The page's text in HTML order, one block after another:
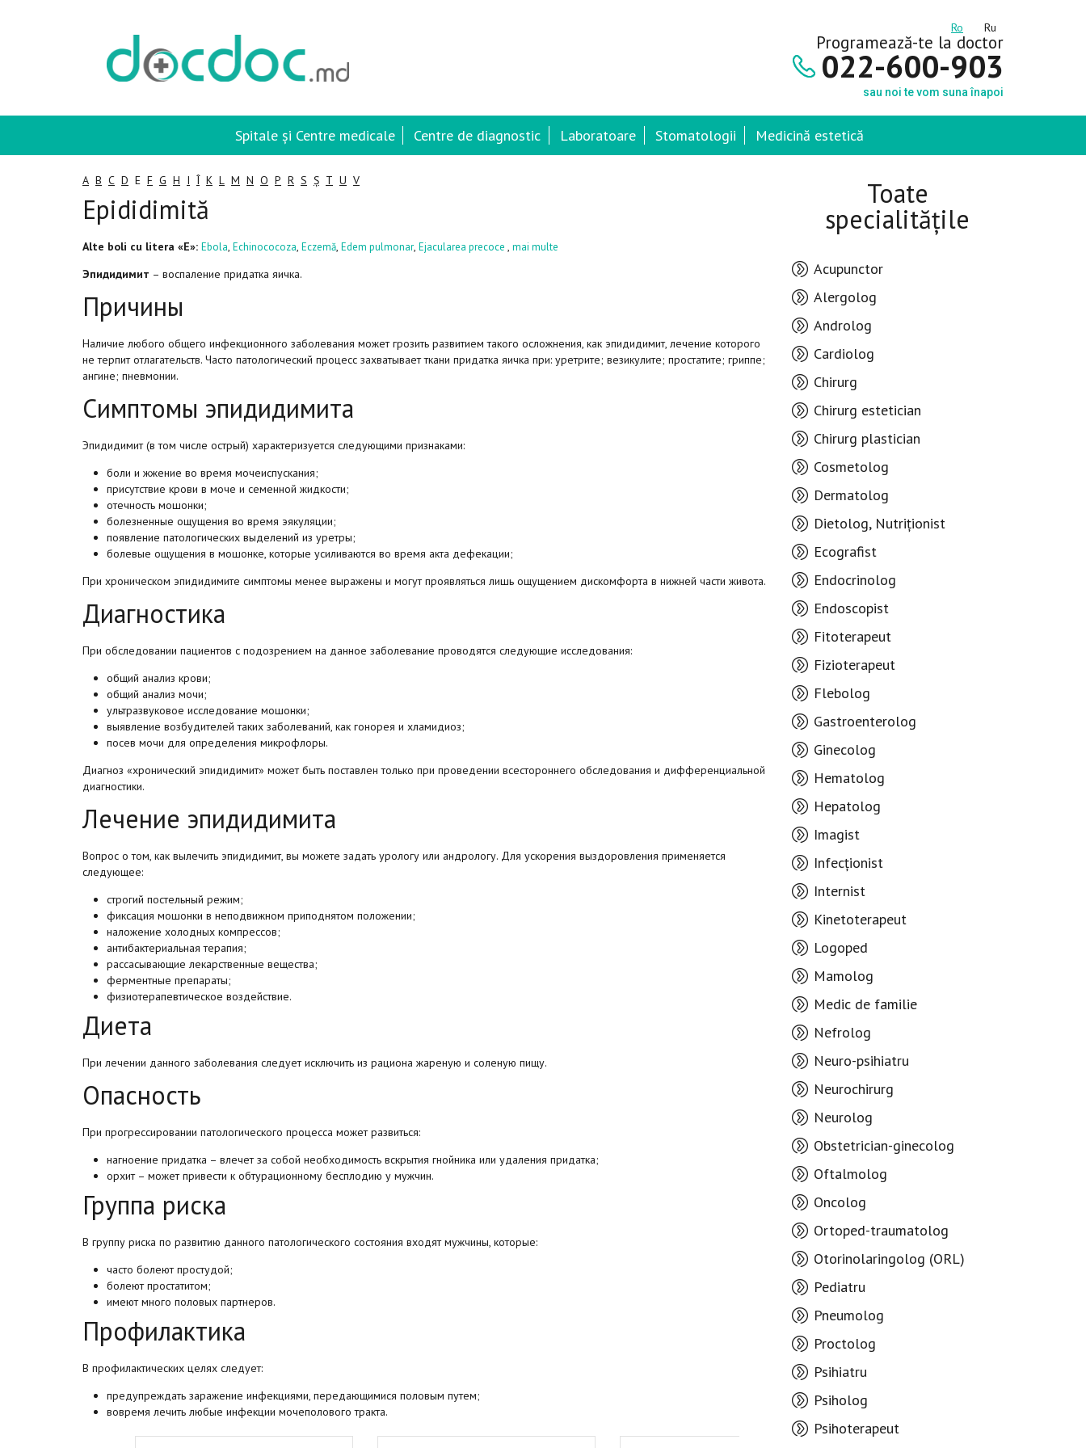
Ro Ru
Programează-te la doctor
022-600-903
sau noi te vom suna înapoi
Spitale și Centre medicale Centre de diagnostic Laboratoare Stomatologii Medicină estetică
A B C D E F G H I Î K L M N O P R S Ș T U V
Epididimită
Alte boli cu litera «E»: Ebola, Echinococoza, Eczemă, Edem pulmonar, Ejacularea precoce , mai multe
Эпидидимит – воспаление придатка яичка.
Причины
Наличие любого общего инфекционного заболевания может грозить развитием такого осложнения, как эпидидимит, лечение которого
не терпит отлагательств. Часто патологический процесс захватывает ткани придатка яичка при: уретрите; везикулите; простатите; гриппе;
ангине; пневмонии.
Симптомы эпидидимита
Эпидидимит (в том числе острый) характеризуется следующими признаками:
боли и жжение во время мочеиспускания;
присутствие крови в моче и семенной жидкости;
отечность мошонки;
болезненные ощущения во время эякуляции;
появление патологических выделений из уретры;
болевые ощущения в мошонке, которые усиливаются во время акта дефекации;
При хроническом эпидидимите симптомы менее выражены и могут проявляться лишь ощущением дискомфорта в нижней части живота.
Диагностика
При обследовании пациентов с подозрением на данное заболевание проводятся следующие исследования:
общий анализ крови;
общий анализ мочи;
ультразвуковое исследование мошонки;
выявление возбудителей таких заболеваний, как гонорея и хламидиоз;
посев мочи для определения микрофлоры.
Диагноз «хронический эпидидимит» может быть поставлен только при проведении всестороннего обследования и дифференциальной
диагностики.
Лечение эпидидимита
Вопрос о том, как вылечить эпидидимит, вы можете задать урологу или андрологу. Для ускорения выздоровления применяется
следующее:
строгий постельный режим;
фиксация мошонки в неподвижном приподнятом положении;
наложение холодных компрессов;
антибактериальная терапия;
рассасывающие лекарственные вещества;
ферментные препараты;
физиотерапевтическое воздействие.
Диета
При лечении данного заболевания следует исключить из рациона жареную и соленую пищу.
Опасность
При прогрессировании патологического процесса может развиться:
нагноение придатка – влечет за собой необходимость вскрытия гнойника или удаления придатка;
орхит – может привести к обтурационному бесплодию у мужчин.
Группа риска
В группу риска по развитию данного патологического состояния входят мужчины, которые:
часто болеют простудой;
болеют простатитом;
имеют много половых партнеров.
Профилактика
В профилактических целях следует:
предупреждать заражение инфекциями, передающимися половым путем;
вовремя лечить любые инфекции мочеполового тракта.
Toate
specialitățile
Acupunctor
Alergolog
Androlog
Cardiolog
Chirurg
Chirurg estetician
Chirurg plastician
Cosmetolog
Dermatolog
Dietolog, Nutriționist
Ecografist
Endocrinolog
Endoscopist
Fitoterapeut
Fizioterapeut
Flebolog
Gastroenterolog
Ginecolog
Hematolog
Hepatolog
Imagist
Infecționist
Internist
Kinetoterapeut
Logoped
Mamolog
Medic de familie
Nefrolog
Neuro-psihiatru
Neurochirurg
Neurolog
Obstetrician-ginecolog
Oftalmolog
Oncolog
Ortoped-traumatolog
Otorinolaringolog (ORL)
Pediatru
Pneumolog
Proctolog
Psihiatru
Psiholog
Psihoterapeut